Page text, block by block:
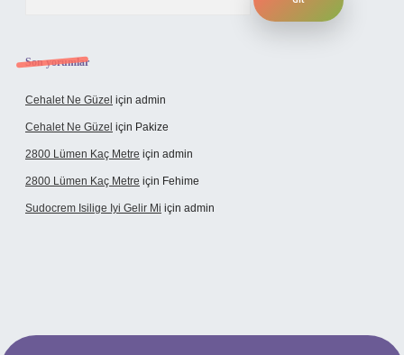
Son yorumlar
Cehalet Ne Güzel için admin
Cehalet Ne Güzel için Pakize
2800 Lümen Kaç Metre için admin
2800 Lümen Kaç Metre için Fehime
Sudocrem Isilige Iyi Gelir Mi için admin
opera bet giriş